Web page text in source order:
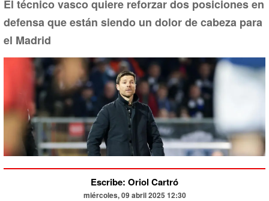
El técnico vasco quiere reforzar dos posiciones en
defensa que están siendo un dolor de cabeza para
el Madrid
Escribe: Oriol Cartró
miércoles, 09 abril 2025 12:30